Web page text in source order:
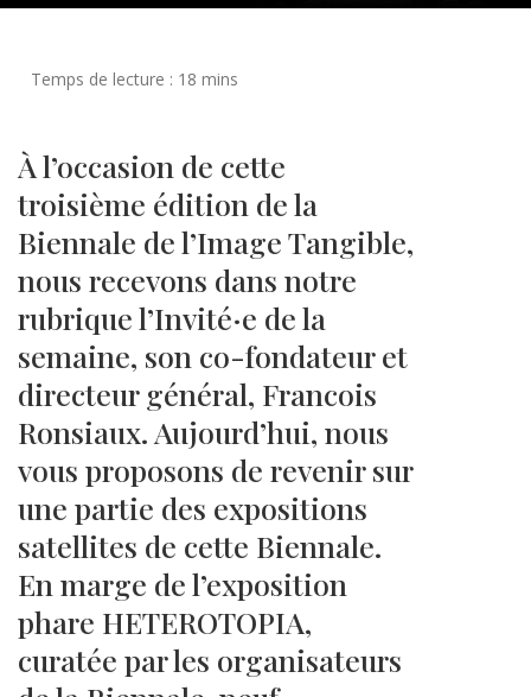
À l’occasion de cette
troisième édition de la
Biennale de l’Image Tangible,
nous recevons dans notre
rubrique l’Invité·e de la
semaine, son co-fondateur et
directeur général, Francois
Ronsiaux. Aujourd’hui, nous
vous proposons de revenir sur
une partie des expositions
satellites de cette Biennale.
En marge de l’exposition
phare HETEROTOPIA,
curatée par les organisateurs